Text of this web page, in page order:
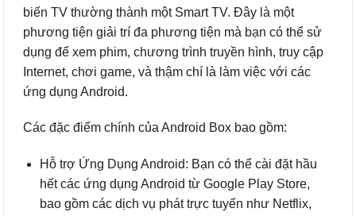
biến TV thường thành một Smart TV. Đây là một
phương tiện giải trí đa phương tiện mà bạn có thể sử
dụng để xem phim, chương trình truyền hình, truy cập
Internet, chơi game, và thậm chí là làm việc với các
ứng dụng Android.
Các đặc điểm chính của Android Box bao gồm:
Hỗ trợ Ứng Dụng Android: Bạn có thể cài đặt hầu
hết các ứng dụng Android từ Google Play Store,
bao gồm các dịch vụ phát trực tuyến như Netflix,